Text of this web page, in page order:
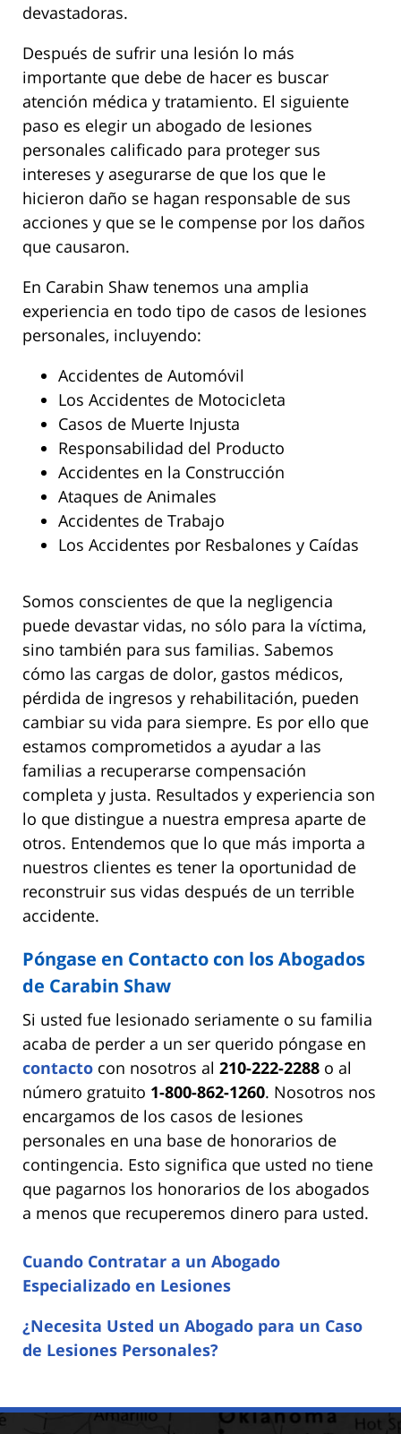
devastadoras.
Después de sufrir una lesión lo más
importante que debe de hacer es buscar
atención médica y tratamiento. El siguiente
paso es elegir un abogado de lesiones
personales calificado para proteger sus
intereses y asegurarse de que los que le
hicieron daño se hagan responsable de sus
acciones y que se le compense por los daños
que causaron.
En Carabin Shaw tenemos una amplia
experiencia en todo tipo de casos de lesiones
personales, incluyendo:
Accidentes de Automóvil
Los Accidentes de Motocicleta
Casos de Muerte Injusta
Responsabilidad del Producto
Accidentes en la Construcción
Ataques de Animales
Accidentes de Trabajo
Los Accidentes por Resbalones y Caídas
Somos conscientes de que la negligencia
puede devastar vidas, no sólo para la víctima,
sino también para sus familias. Sabemos
cómo las cargas de dolor, gastos médicos,
pérdida de ingresos y rehabilitación, pueden
cambiar su vida para siempre. Es por ello que
estamos comprometidos a ayudar a las
familias a recuperarse compensación
completa y justa. Resultados y experiencia son
lo que distingue a nuestra empresa aparte de
otros. Entendemos que lo que más importa a
nuestros clientes es tener la oportunidad de
reconstruir sus vidas después de un terrible
accidente.
Póngase en Contacto con los Abogados
de Carabin Shaw
Si usted fue lesionado seriamente o su familia
acaba de perder a un ser querido póngase en
contacto con nosotros al 210-222-2288 o al
número gratuito 1-800-862-1260. Nosotros nos
encargamos de los casos de lesiones
personales en una base de honorarios de
contingencia. Esto significa que usted no tiene
que pagarnos los honorarios de los abogados
a menos que recuperemos dinero para usted.
Cuando Contratar a un Abogado
Especializado en Lesiones
¿Necesita Usted un Abogado para un Caso
de Lesiones Personales?